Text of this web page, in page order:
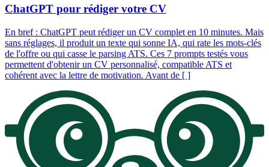
ChatGPT pour rédiger votre CV
En bref : ChatGPT peut rédiger un CV complet en 10 minutes. Mais
sans réglages, il produit un texte qui sonne IA, qui rate les mots-clés
de l'offre ou qui casse le parsing ATS. Ces 7 prompts testés vous
permettent d'obtenir un CV personnalisé, compatible ATS et
cohérent avec la lettre de motivation. Avant de [ ]